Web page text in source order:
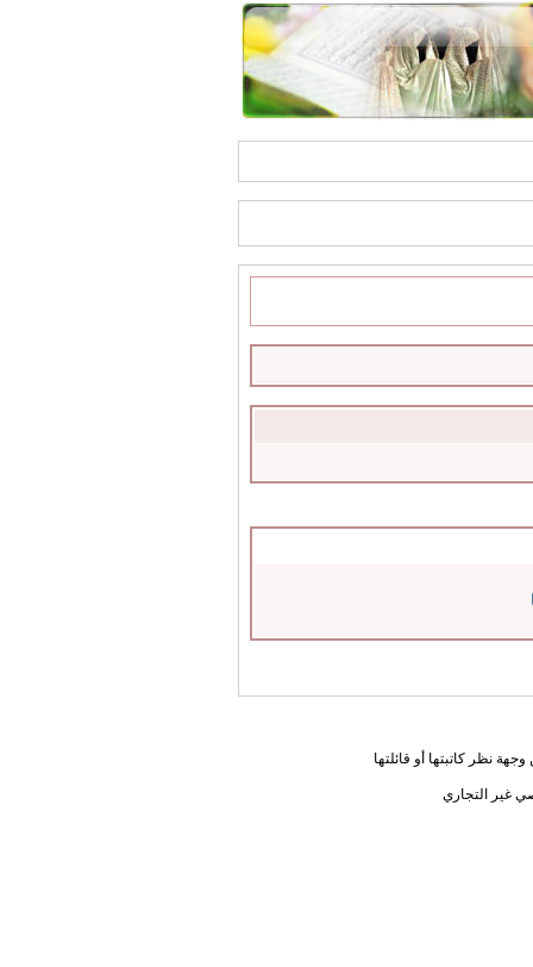
نظر كاتبتها أو قائلتها
غير التجاري